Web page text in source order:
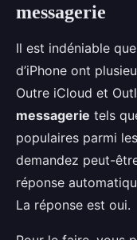
messagerie
Il est indéniable
d’iPhone ont
Outre iCloud et
messagerie tels
populaires parmi
demandez peut-
réponse
La réponse est oui.